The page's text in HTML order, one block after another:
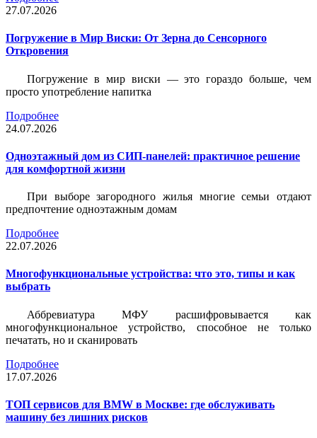
27.07.2026
Погружение в Мир Виски: От Зерна до Сенсорного
Откровения
Погружение в мир виски — это гораздо больше, чем
просто употребление напитка
Подробнее
24.07.2026
Одноэтажный дом из СИП-панелей: практичное решение
для комфортной жизни
При выборе загородного жилья многие семьи отдают
предпочтение одноэтажным домам
Подробнее
22.07.2026
Многофункциональные устройства: что это, типы и как
выбрать
Аббревиатура МФУ расшифровывается как
многофункциональное устройство, способное не только
печатать, но и сканировать
Подробнее
17.07.2026
ТОП сервисов для BMW в Москве: где обслуживать
машину без лишних рисков